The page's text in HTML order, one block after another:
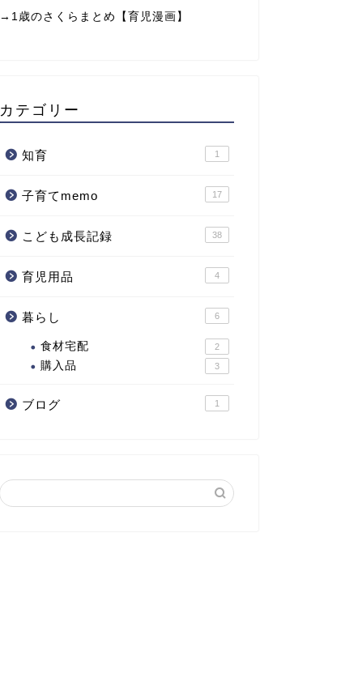
→ 1歳のさくらまとめ【育児漫画】
カテゴリー
知育 1
子育てmemo 17
こども成長記録 38
育児用品 4
暮らし 6
食材宅配 2
購入品 3
ブログ 1